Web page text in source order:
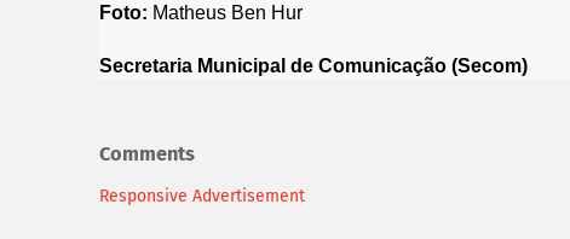
Foto: Matheus Ben Hur
Secretaria Municipal de Comunicação (Secom)
Comments
Responsive Advertisement